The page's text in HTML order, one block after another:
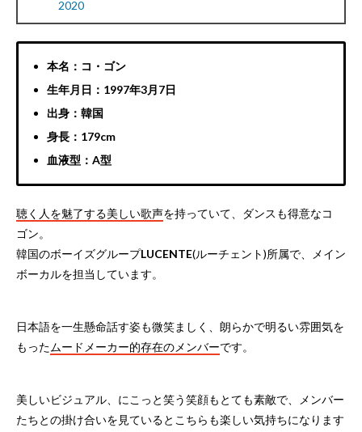
2020
本名：コ・ゴン
生年月日：1997年3月7日
出身：韓国
身長：179cm
血液型：A型
聴く人を魅了する美しい歌声を持っていて、ダンスも得意なコ
ゴン。
韓国のボーイズグループLUCENTE(ルーチェント)所属で、メイン
ボーカルを担当しています。
日本語を一生懸命話す姿も微笑ましく、朗らかで明るい雰囲気を
もったムードメーカー的存在のメンバーです。
美しいビジュアル、にこっと笑う笑顔もとても素敵で、メンバー
たちとの掛け合いを見ているとこちらも楽しい気持ちになります